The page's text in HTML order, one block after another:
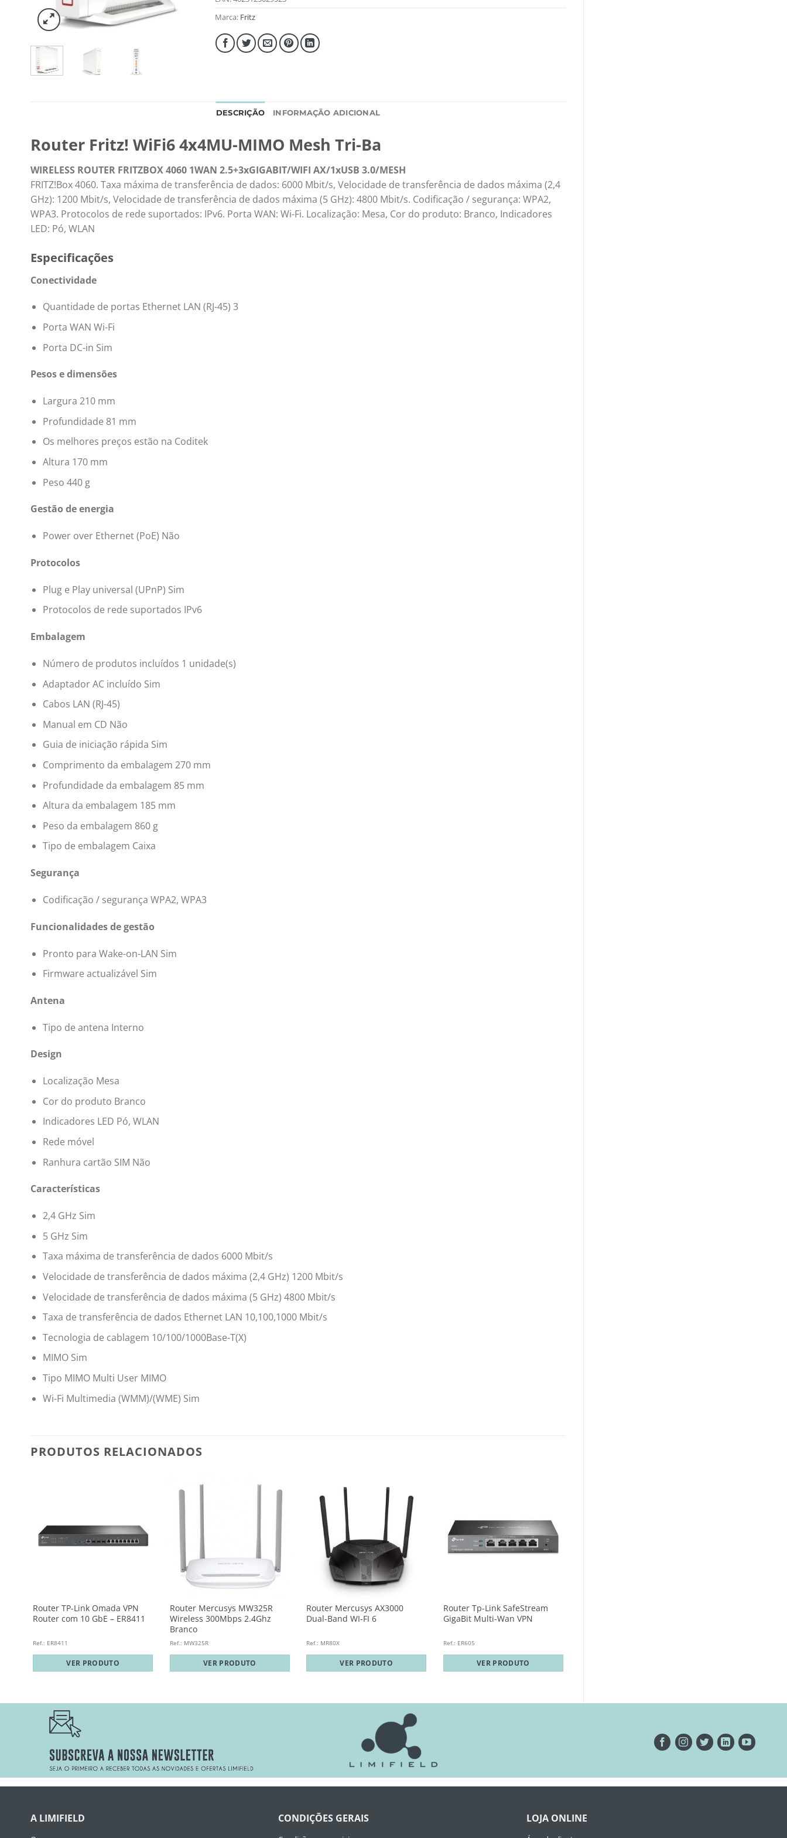
Marca: Fritz
DESCRIÇÃO INFORMAÇÃO ADICIONAL
Router Fritz! WiFi6 4x4MU-MIMO Mesh Tri-Ba
WIRELESS ROUTER FRITZBOX 4060 1WAN 2.5+3xGIGABIT/WIFI AX/1xUSB 3.0/MESH
FRITZ!Box 4060. Taxa máxima de transferência de dados: 6000 Mbit/s, Velocidade de transferência de dados máxima (2,4
GHz): 1200 Mbit/s, Velocidade de transferência de dados máxima (5 GHz): 4800 Mbit/s. Codificação / segurança: WPA2,
WPA3. Protocolos de rede suportados: IPv6. Porta WAN: Wi-Fi. Localização: Mesa, Cor do produto: Branco, Indicadores
LED: Pó, WLAN
Especificações
Conectividade
Quantidade de portas Ethernet LAN (RJ-45) 3
Porta WAN Wi-Fi
Porta DC-in Sim
Pesos e dimensões
Largura 210 mm
Profundidade 81 mm
Os melhores preços estão na Coditek
Altura 170 mm
Peso 440 g
Gestão de energia
Power over Ethernet (PoE) Não
Protocolos
Plug e Play universal (UPnP) Sim
Protocolos de rede suportados IPv6
Embalagem
Número de produtos incluídos 1 unidade(s)
Adaptador AC incluído Sim
Cabos LAN (RJ-45)
Manual em CD Não
Guia de iniciação rápida Sim
Comprimento da embalagem 270 mm
Profundidade da embalagem 85 mm
Altura da embalagem 185 mm
Peso da embalagem 860 g
Tipo de embalagem Caixa
Segurança
Codificação / segurança WPA2, WPA3
Funcionalidades de gestão
Pronto para Wake-on-LAN Sim
Firmware actualizável Sim
Antena
Tipo de antena Interno
Design
Localização Mesa
Cor do produto Branco
Indicadores LED Pó, WLAN
Rede móvel
Ranhura cartão SIM Não
Características
2,4 GHz Sim
5 GHz Sim
Taxa máxima de transferência de dados 6000 Mbit/s
Velocidade de transferência de dados máxima (2,4 GHz) 1200 Mbit/s
Velocidade de transferência de dados máxima (5 GHz) 4800 Mbit/s
Taxa de transferência de dados Ethernet LAN 10,100,1000 Mbit/s
Tecnologia de cablagem 10/100/1000Base-T(X)
MIMO Sim
Tipo MIMO Multi User MIMO
Wi-Fi Multimedia (WMM)/(WME) Sim
PRODUTOS RELACIONADOS
Router TP-Link Omada VPN
Router com 10 GbE – ER8411
Ref.: ER8411
VER PRODUTO
Router Mercusys MW325R
Wireless 300Mbps 2.4Ghz
Branco
Ref.: MW325R
VER PRODUTO
Router Mercusys AX3000
Dual-Band WI-FI 6
Ref.: MR80X
VER PRODUTO
Router Tp-Link SafeStream
GigaBit Multi-Wan VPN
Ref.: ER605
VER PRODUTO
A LIMIFIELD CONDIÇÕES GERAIS LOJA ONLINE